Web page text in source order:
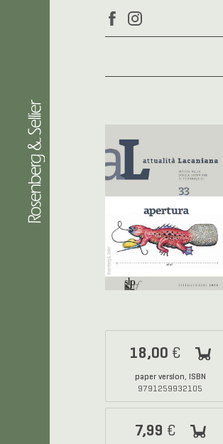
18,00 €
paper version, ISBN
9791259932105
7,99 €